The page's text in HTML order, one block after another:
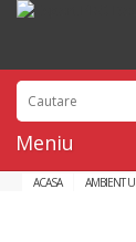
Meniu
ACASA AMBIENT